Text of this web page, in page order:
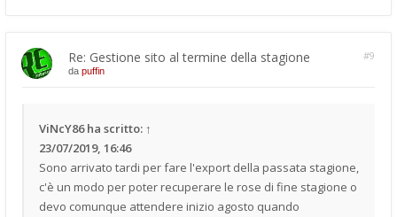
Re: Gestione sito al termine della stagione #9
da puffin
ViNcY86ha scritto: ↑
23/07/2019, 16:46
Sono arrivato tardi per fare l'export della passata stagione,
c'è un modo per poter recuperare le rose di fine stagione o
devo comunque attendere inizio agosto quando